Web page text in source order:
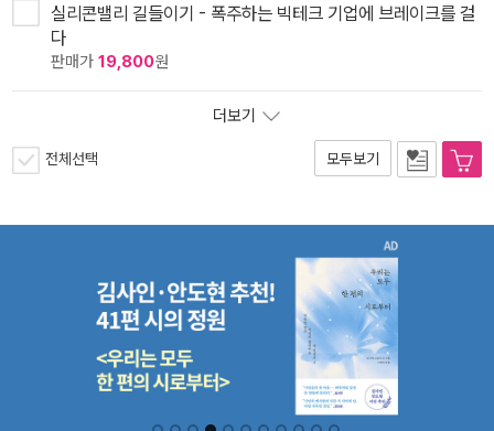
실리콘밸리 길들이기 - 폭주하는 빅테크 기업에 브레이크를 걸
다
판매가 19,800원
더보기
전체선택 모두보기